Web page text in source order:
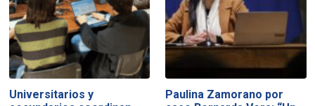
Universitarios y
Paulina Zamorano por